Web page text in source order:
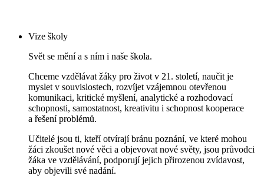
Vize školy
Svět se mění a s ním i naše škola.
Chceme vzdělávat žáky pro život v 21. století, naučit je
myslet v souvislostech, rozvíjet vzájemnou otevřenou
komunikaci, kritické myšlení, analytické a rozhodovací
schopnosti, samostatnost, kreativitu i schopnost kooperace
a řešení problémů.
Učitelé jsou ti, kteří otvírají bránu poznání, ve které mohou
žáci zkoušet nové věci a objevovat nové světy, jsou průvodci
žáka ve vzdělávání, podporují jejich přirozenou zvídavost,
aby objevili své nadání.